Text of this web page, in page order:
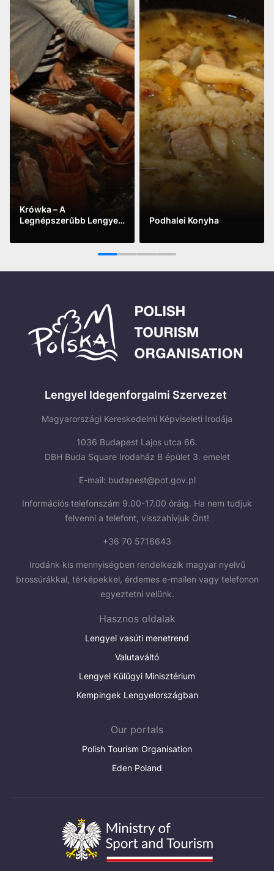
Krówka – A
Legnépszerűbb Lengyel
See more
Podhalei Konyha
See more
1 2 3 4
Lengyel Idegenforgalmi Szervezet
Magyarországi Kereskedelmi Képviseleti Irodája
1036 Budapest Lajos utca 66.
DBH Buda Square Irodaház B épület 3. emelet
E-mail: budapest@pot.gov.pl
Információs telefonszám 9.00-17.00 óráig. Ha nem tudjuk
felvenni a telefont, visszahívjuk Önt!
+36 70 5716643
Irodánk kis mennyiségben rendelkezik magyar nyelvű
brossúrákkal, térképekkel, érdemes e-mailen vagy telefonon
egyeztetni velünk.
Hasznos oldalak
Lengyel vasúti menetrend
Valutaváltó
Lengyel Külügyi Minisztérium
Kempingek Lengyelországban
Our portals
Polish Tourism Organisation
Eden Poland